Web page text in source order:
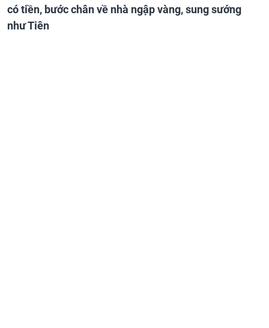
có tiền, bước chân về nhà ngập vàng, sung sướng
như Tiên